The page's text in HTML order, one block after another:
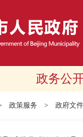
政务公
政策服务 > 政府文件